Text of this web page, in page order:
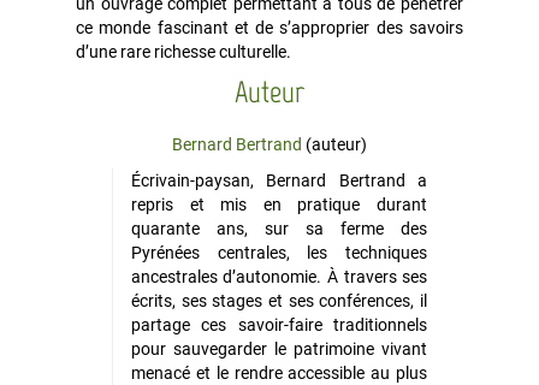
ce monde fascinant et de s’approprier des savoirs
d’une rare richesse culturelle.
Auteur
Bernard Bertrand (auteur)
Écrivain-paysan, Bernard Bertrand a
repris et mis en pratique durant
quarante ans, sur sa ferme des
Pyrénées centrales, les techniques
ancestrales d’autonomie. À travers ses
écrits, ses stages et ses conférences, il
partage ces savoir-faire traditionnels
pour sauvegarder le patrimoine vivant
menacé et le rendre accessible au plus